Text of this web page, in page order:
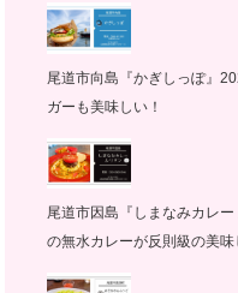
尾道市向島『かぎしっぽ』
ガーも美味しい！
尾道市因島『しまなみカレ
の無水カレーが反則級の美味